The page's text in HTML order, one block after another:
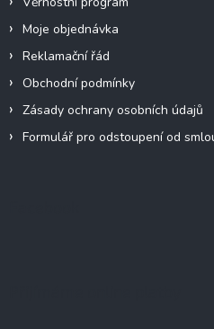
Moje objednávka
Reklamační řád
Obchodní podmínky
Zásady ochrany osobních údajů
Formulář pro odstoupení od